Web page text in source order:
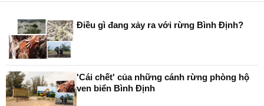
Điều gì đang xảy ra với rừng Bình Định?
'Cái chết' của những cánh rừng phòng hộ
ven biển Bình Định